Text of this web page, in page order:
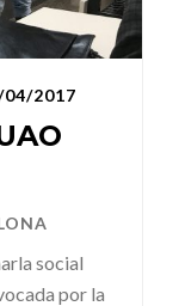
04/2017
social
por la